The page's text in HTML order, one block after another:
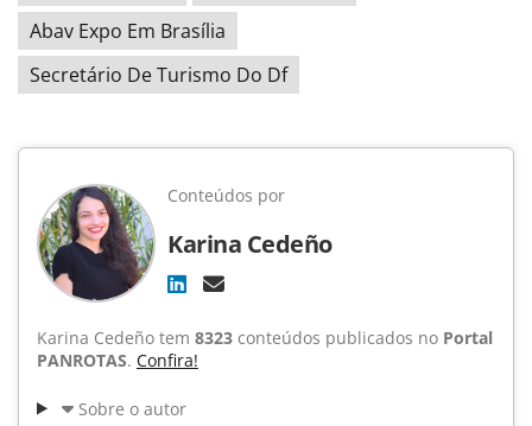
Abav Expo Em Brasília
Secretário De Turismo Do Df
Conteúdos por
Karina Cedeño
Karina Cedeño tem 8323 conteúdos publicados no Portal
PANROTAS. Confira!
Sobre o autor